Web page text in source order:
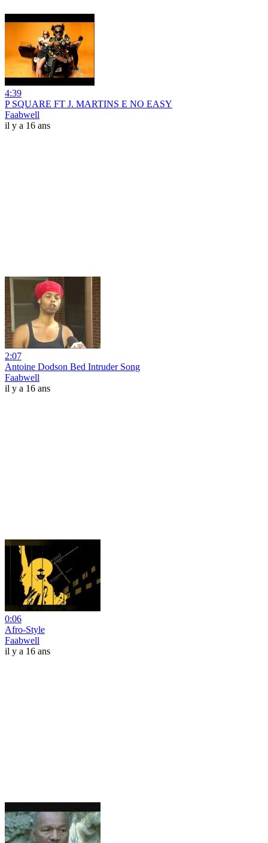
4:39
P SQUARE FT J. MARTINS E NO EASY
Faabwell
il y a 16 ans
2:07
Antoine Dodson Bed Intruder Song
Faabwell
il y a 16 ans
0:06
Afro-Style
Faabwell
il y a 16 ans